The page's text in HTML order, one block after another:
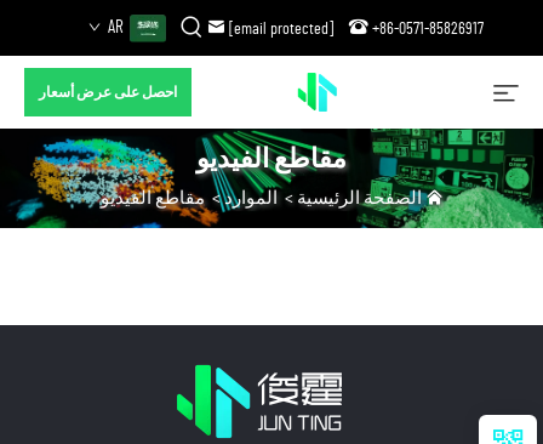
[email protected] +86-0571-85826917
AR
احصل على عرض أسعار
مقاطع الفيديو
الصفحة الرئيسية > الموارد>مقاطع الفيديو